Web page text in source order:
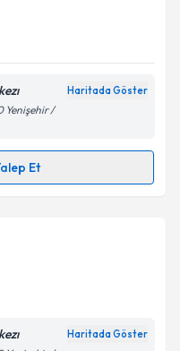
ilişkin
verilerimin belirtilen
Haritada Göster
Yenişehir /
Et
talebi oluşturun.
için bir takvim
Haritada Göster